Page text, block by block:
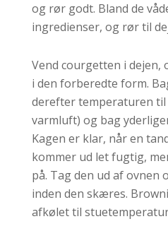
og rør godt. Bland de
ingredienser, og rør til
Vend courgetten i
i den forberedte form.
derefter temperaturen til
varmluft) og bag
Kagen er klar, når en
kommer ud let fugtig,
på. Tag den ud af ovnen
inden den skæres.
afkølet til